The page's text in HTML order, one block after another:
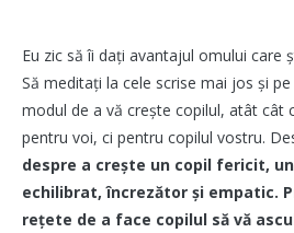
Eu zic să îi dați avantajul omului care
Să meditați la cele scrise mai jos și
modul de a vă crește copilul, atât cât
pentru voi, ci pentru copilul vostru.
despre a crește un copil fericit,
echilibrat, încrezător și empatic.
rețete de a face copilul să vă